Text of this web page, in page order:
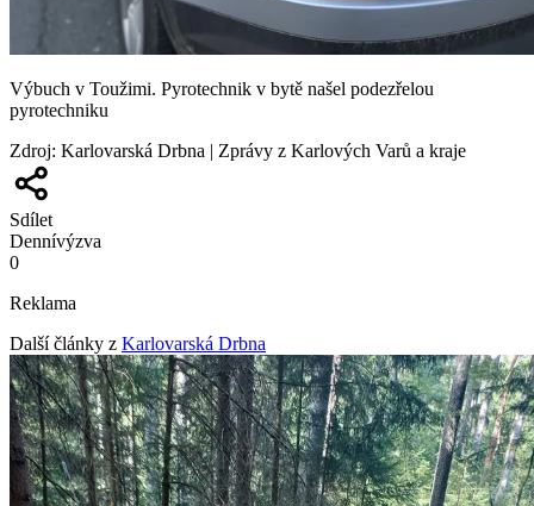
Výbuch v Toužimi. Pyrotechnik v bytě našel podezřelou
pyrotechniku
Zdroj: Karlovarská Drbna | Zprávy z Karlových Varů a kraje
Sdílet
Dennívýzva
0
Reklama
Další články z Karlovarská Drbna